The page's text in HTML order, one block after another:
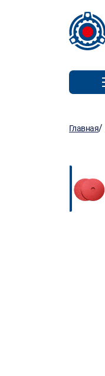
Главная/